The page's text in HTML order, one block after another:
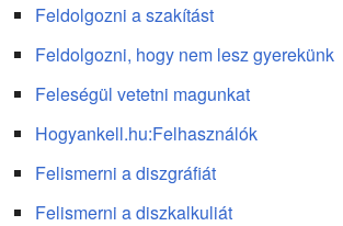
Feldolgozni a szakítást
Feldolgozni, hogy nem lesz gyerekünk
Feleségül vetetni magunkat
Hogyankell.hu:Felhasználók
Felismerni a diszgráfiát
Felismerni a diszkalkuliát